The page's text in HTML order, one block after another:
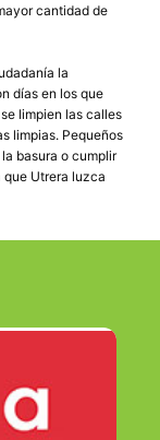
cantidad de
la
días en los que
limpien las calles
limpias. Pequeños
basura o cumplir
Utrera luzca